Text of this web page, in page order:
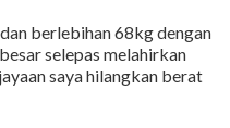
berlebihan 68kg dengan
selepas melahirkan
saya hilangkan berat